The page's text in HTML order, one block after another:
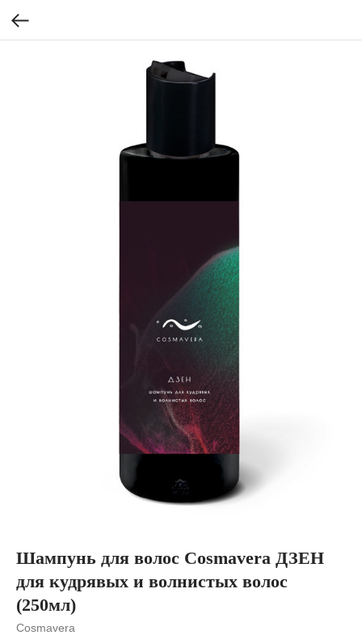
Шампунь для волос Cosmavera ДЗЕН
для кудрявых и волнистых волос
(250мл)
Cosmavera